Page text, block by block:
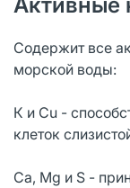
Содержит все
морской воды:
К и Сu -
клеток
Са, Mg и S -